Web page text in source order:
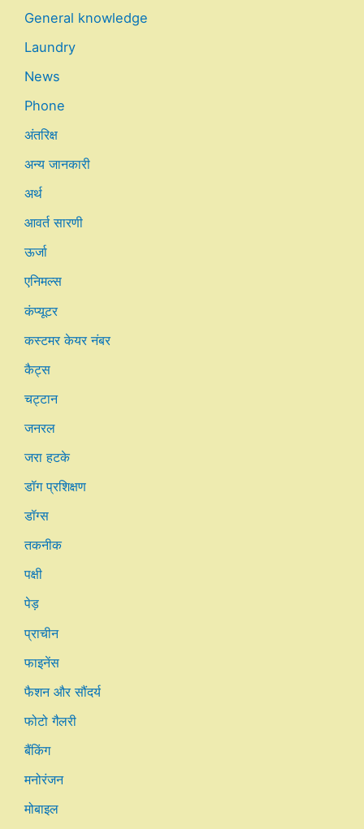
General knowledge
Laundry
News
Phone
अंतरिक्ष
अन्य जानकारी
अर्थ
आवर्त सारणी
ऊर्जा
एनिमल्स
कंप्यूटर
कस्टमर केयर नंबर
कैट्स
चट्टान
जनरल
जरा हटके
डॉग प्रशिक्षण
डॉग्स
तकनीक
पक्षी
पेड़
प्राचीन
फाइनेंस
फैशन और सौंदर्य
फोटो गैलरी
बैंकिंग
मनोरंजन
मोबाइल